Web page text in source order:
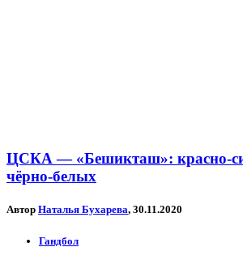
ЦСКА — «Бешикташ»: красно-
чёрно-белых
Автор Наталья Бухарева, 30.11.2020
Гандбол